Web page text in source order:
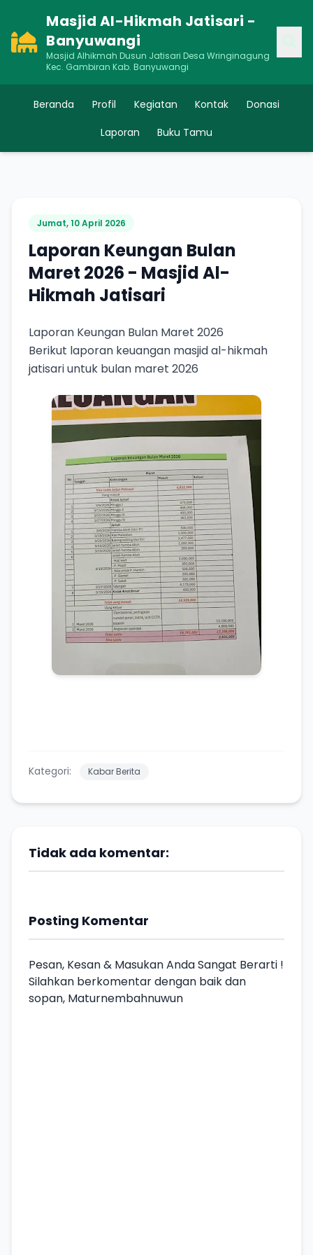
Masjid Al-Hikmah Jatisari -
Banyuwangi
Masjid Alhikmah Dusun Jatisari Desa Wringinagung
Kec. Gambiran Kab. Banyuwangi
Beranda Profil Kegiatan Kontak Donasi
Laporan Buku Tamu
Jumat, 10 April 2026
Laporan Keungan Bulan
Maret 2026 - Masjid Al-
Hikmah Jatisari
Laporan Keungan Bulan Maret 2026
Berikut laporan keuangan masjid al-hikmah
jatisari untuk bulan maret 2026
Kategori: Kabar Berita
Tidak ada komentar:
Posting Komentar
Pesan, Kesan & Masukan Anda Sangat Berarti !
Silahkan berkomentar dengan baik dan
sopan, Maturnembahnuwun